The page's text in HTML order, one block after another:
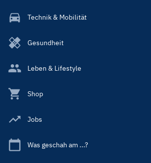
Technik & Mobilität
Gesundheit
Leben & Lifestyle
Shop
Jobs
Was geschah am ...?